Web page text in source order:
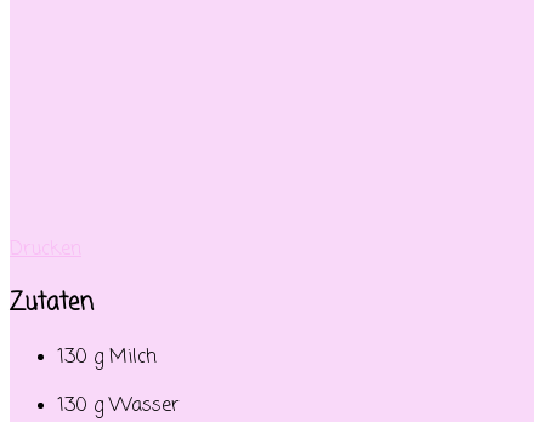
Drucken
Zutaten
130 g Milch
130 g Wasser